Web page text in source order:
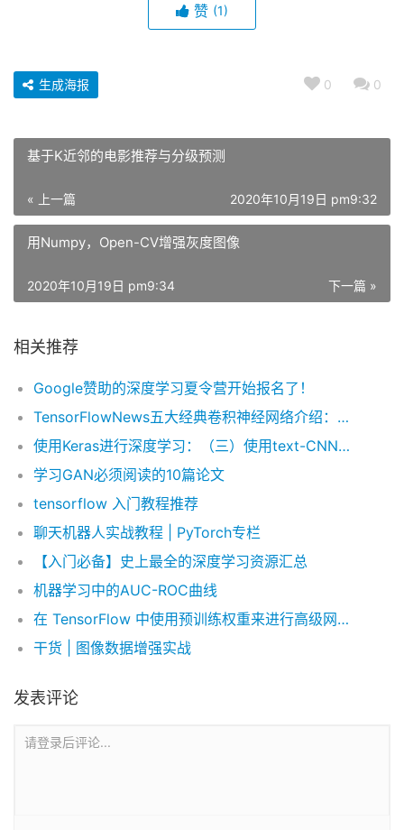
赞 (1)
0 0
生成海报
基于K近邻的电影推荐与分级预测
« 上一篇 2020年10月19日 pm9:32
用Numpy，Open-CV增强灰度图像
下一篇 »
2020年10月19日 pm9:34
相关推荐
Google赞助的深度学习夏令营开始报名了！
TensorFlowNews五大经典卷积神经网络介绍：LeNet / AlexNet / GoogLeNet / VGGNet/
使用Keras进行深度学习：（三）使用text-CNN处理自然语言（上）
学习GAN必须阅读的10篇论文
tensorflow 入门教程推荐
聊天机器人实战教程 | PyTorch专栏
【入门必备】史上最全的深度学习资源汇总
机器学习中的AUC-ROC曲线
在 TensorFlow 中使用预训练权重来进行高级网络定义
干货 | 图像数据增强实战
发表评论
请登录后评论...